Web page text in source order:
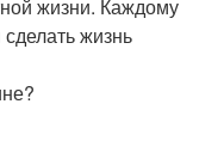
жизни. Каждому
жизнь